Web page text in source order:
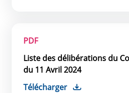
PDF
Liste des délibérations du
du 11 Avril 2024
Télécharger